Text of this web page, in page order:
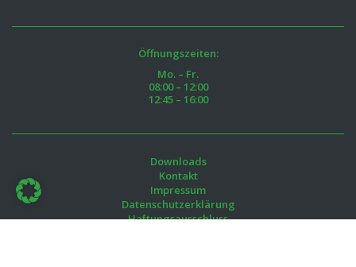
Öffnungszeiten:
Mo. – Fr.
08:00 – 12:00
12:45 – 16:00
Downloads
Kontakt
Impressum
Datenschutzerklärung
Haftungsausschluss